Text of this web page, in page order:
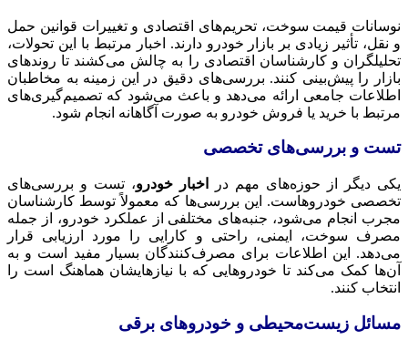
نوسانات قیمت سوخت، تحریم‌های اقتصادی و تغییرات قوانین حمل
و نقل، تأثیر زیادی بر بازار خودرو دارند. اخبار مرتبط با این تحولات،
تحلیلگران و کارشناسان اقتصادی را به چالش می‌کشند تا روندهای
بازار را پیش‌بینی کنند. بررسی‌های دقیق در این زمینه به مخاطبان
اطلاعات جامعی ارائه می‌دهد و باعث می‌شود که تصمیم‌گیری‌های
مرتبط با خرید یا فروش خودرو به صورت آگاهانه انجام شود.
تست و بررسی‌های تخصصی
یکی دیگر از حوزه‌های مهم در اخبار خودرو، تست و بررسی‌های
تخصصی خودروهاست. این بررسی‌ها که معمولاً توسط کارشناسان
مجرب انجام می‌شود، جنبه‌های مختلفی از عملکرد خودرو، از جمله
مصرف سوخت، ایمنی، راحتی و کارایی را مورد ارزیابی قرار
می‌دهد. این اطلاعات برای مصرف‌کنندگان بسیار مفید است و به
آن‌ها کمک می‌کند تا خودروهایی که با نیازهایشان هماهنگ است را
انتخاب کنند.
مسائل زیست‌محیطی و خودروهای برقی